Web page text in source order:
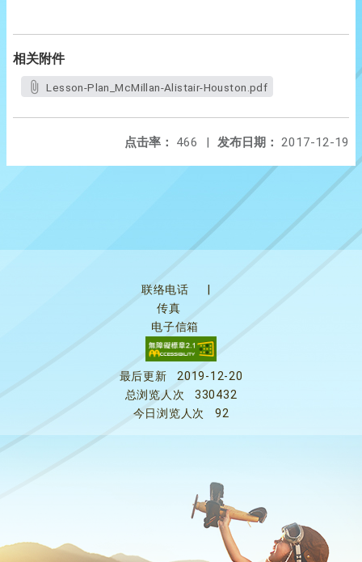
相关附件
Lesson-Plan_McMillan-Alistair-Houston.pdf
发布日期： 2017-12-19
点击率： 466 |
联络电话
传真
电子信箱
最后更新
2019-12-20
总浏览人次
330432
今日浏览人次
92